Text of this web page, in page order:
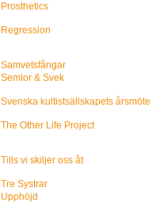
Prosthetics
Regression
Samvetsfångar
Semlor & Svek
Svenska kultistsällskapets årsmöte
The Other Life Project
Tills vi skiljer oss åt
Tre Systrar
Upphöjd